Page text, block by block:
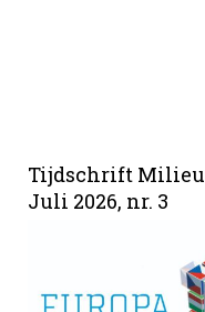
Tijdschrift Milieu
Juli 2026, nr. 3